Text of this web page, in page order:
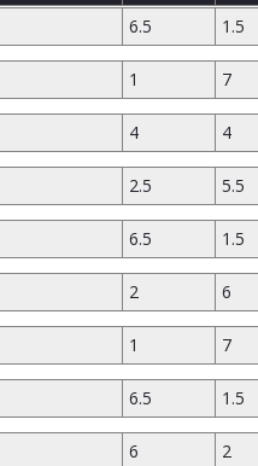
6.5 1.5
1 7
4 4
2.5 5.5
6.5 1.5
2 6
1 7
6.5 1.5
6 2